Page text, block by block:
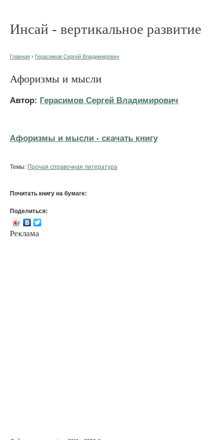
Инсай - вертикальное развитие
Главная › Герасимов Сергей Владимирович
Афоризмы и мысли
Автор: Герасимов Сергей Владимирович
Афоризмы и мысли - cкачать книгу
Темы: Прочая справочная литература
Почитать книгу на бумаге:
Поделиться:
Реклама